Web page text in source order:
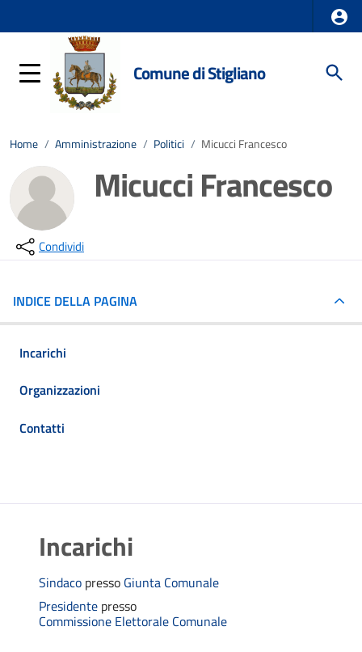
Comune di Stigliano
Home / Amministrazione / Politici / Micucci Francesco
Micucci Francesco
Condividi
INDICE DELLA PAGINA
Incarichi
Organizzazioni
Contatti
Incarichi
Sindaco presso Giunta Comunale
Presidente presso
Commissione Elettorale Comunale